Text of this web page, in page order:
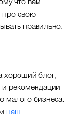
про свою
правильно.
хороший блог,
и рекомендации
малого бизнеса.
наш